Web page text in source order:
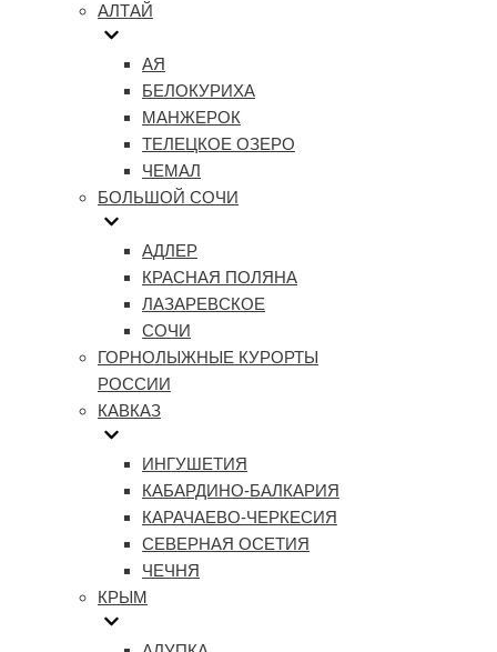
АЛТАЙ
АЯ
БЕЛОКУРИХА
МАНЖЕРОК
ТЕЛЕЦКОЕ ОЗЕРО
ЧЕМАЛ
БОЛЬШОЙ СОЧИ
АДЛЕР
КРАСНАЯ ПОЛЯНА
ЛАЗАРЕВСКОЕ
СОЧИ
ГОРНОЛЫЖНЫЕ КУРОРТЫ
РОССИИ
КАВКАЗ
ИНГУШЕТИЯ
КАБАРДИНО-БАЛКАРИЯ
КАРАЧАЕВО-ЧЕРКЕСИЯ
СЕВЕРНАЯ ОСЕТИЯ
ЧЕЧНЯ
КРЫМ